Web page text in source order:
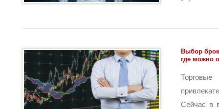
Выбор
где можно
Сейчас в